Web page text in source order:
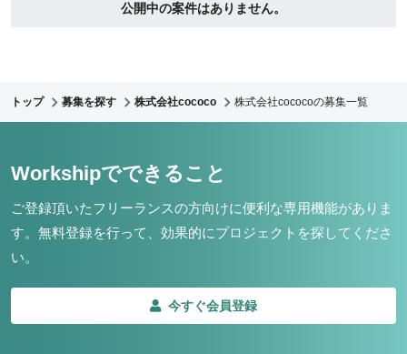
公開中の案件はありません。
トップ 募集を探す 株式会社cococo 株式会社cococoの募集一覧
Workshipでできること
ご登録頂いたフリーランスの方向けに便利な専用機能がありま
す。 無料登録を行って、効果的にプロジェクトを探してくださ
い。
今すぐ会員登録